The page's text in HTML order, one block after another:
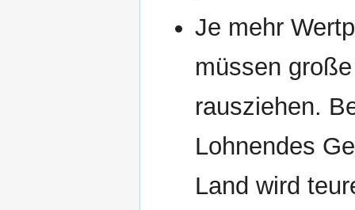
Je mehr
müssen
rausziehen.
Lohnendes
Land wird